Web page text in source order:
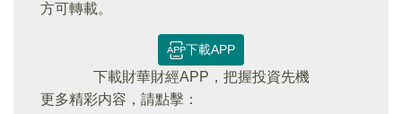
方可轉載。
下載APP
下載財華財經APP，把握投資先機
更多精彩内容，請點擊：